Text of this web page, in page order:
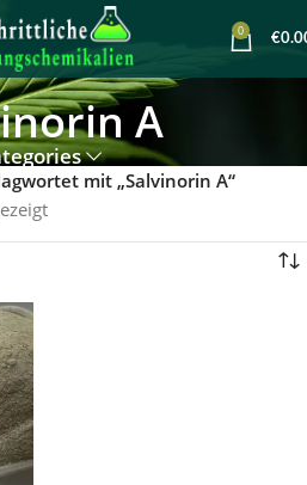
0
€
A
mit „Salvinorin A“